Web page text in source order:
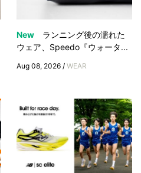
New
ランニング後の濡れた
ウェア、Speedo『ウォータ...
Aug 08, 2026 / WEAR